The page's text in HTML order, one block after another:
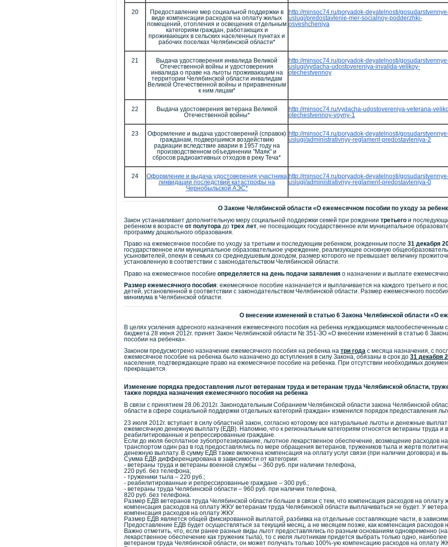
20
Предоставление мер социальной поддержки в
виде компенсации расходов на оплату жилых
помещений, отопления и освещения отдельным
категориям граждан, работающих и
проживающих в сельских населенных пунктах и
рабочих поселках Челябинской области*
http://minsoc74.ru/poryadok-deyatelnosti/
uslugi/predostavlenie-mer-socialnoy-podderzhki-
osveshcheniya
21
Выдача удостоверения инвалида Великой
Отечественной войны и удостоверения
инвалида о праве на льготы проживающим на
территории Челябинской области инвалидам
Великой Отечественной войны и приравненным
к ним лицам*
http://minsoc74.ru/poryadok-deyatelnosti/
uslugi/vydacha-udostovereniya-invalida-velikoy-
otechestvennoy
22
Выдача удостоверения ветерана Великой
Отечественной войны*
http://minsoc74.ru/vydacha-udostovereniya-veterana-
otechestvennoy-voyny-1
23
Оформление и выдача удостоверений (справок)
гражданам, подвергшимся воздействию
радиации вследствие аварии в 1957 году на
производственном объединении "Маяк" и
сбросов радиоактивных отходов в реку Теча*
http://minsoc74.ru/poryadok-deyatelnosti/
uslugi/administrativnyy-reglament-predostavleniya-2
24
Оформление и выдача удостоверения участника
ликвидации последствий катастрофы на
Чернобыльской АЭС*
http://minsoc74.ru/poryadok-deyatelnosti/
uslugi/administrativnyy-reglament-predostavleniya-0
О Законе Челябинской области «О ежемесячном пособии по уходу за
Закон устанавливает дополнительную меру социальной поддержки семей при рождении третьего и
ребенком в возрасте от полутора до трех лет , не посещающих государственное или муниципальное
программу дошкольного образования.
Право на ежемесячное пособие по уходу за третьим и последующим ребенком, рожденным после 31 декабря
государственное или муниципальное образовательное учреждение, реализующее основную
усыновителей, опекун в семьях со среднедушевым доходом, размер которого не превышает величину
установленную в соответствии с законодательством Челябинской области.
Право на ежемесячное пособие определяется на день подачи заявления о назначении и выплате
Размер ежемесячного пособия: ежемесячное пособие назначается и выплачивается на каждого третьего и
детей, установленной в соответствии с законодательством Челябинской области. Размер ежемесячного
минимума в Челябинской области.
О внесении изменений в статью 6 Закона Челябинской области «О
В целях усиления адресного назначения ежемесячного пособия на ребенка нуждающимся малообеспеченным
бюджета 28 июня 2012г. принят Закон Челябинской области № 351-ЗО «О внесении изменений в статью 6
пособии на ребенка».
Законом предусмотрено назначение ежемесячного пособия на ребенка на три года с месяца назначения, с
ежемесячное пособие на ребенка было назначено до вступления в силу Закона, обязаны в срок до 31 декабря
населения, подтверждающие право на ежемесячное пособие на ребенка. При отсутствии необходимых
прекращается.
Изменение порядка предоставления льгот ветеранам труда и ветеранам труда Челябинской области,
также порядка назначения ежемесячного пособия на ребенка
В связи с принятием 28.06.2012г. Законодательным Собранием Челябинской области закона Челябинской
области в сфере социальной поддержки отдельных категорий граждан» изменился порядок предоставления
23 июля 2012г. вступает в силу областной закон, согласно которому все натуральные льготы и денежные
ежемесячную денежную выплату (ЕДВ). Напомню, что к региональным категориям относятся ветераны труда и
реабилитированные и репрессированные граждане.
Если до июля бесплатное зубопротезирование, льготное лекарственное обеспечение, возмещение расходов
транспортом один раз в год предоставлялись по мере обращения ветеранов, тружеников тыла и жертв
денежную выплату. В сумму ЕДВ также включена компенсация на оплату услуг связи (при наличии договора) и
Сумма ЕДВ дифференцирована в зависимости от категории:
- ветераны труда и ветераны военной службы – 360 руб. при наличии телефона,
220 руб. без телефона;
- труженики тыла – 220 руб.;
- реабилитированные и репрессированные граждане – 300 руб.;
- ветераны труда Челябинской области – 960 руб. при наличии телефона,
820 руб. без телефона.
Размер ЕДВ ветеранов труда Челябинской области больше в связи с тем, что компенсация расходов на
компенсация расходов на оплату ЖКУ ветеранам труда Челябинской области выплачиваться не будет. У
компенсация расходов на оплату ЖКУ.
Размер ЕДВ является общей фиксированной выплатой, разбивка на отдельные составляющие части, в
Предоставление ЕДВ будет осуществляться за текущий месяц, а не месяцем позже, как компенсация расходов
Важно отметить, что, если ранее разные виды льгот предоставлялись по разным основаниям одновременно
лекарственное обеспечение как труженик тыла), то с июля льготникам придется выбрать только одно,
ветераном труда Челябинской области, он может получать только 100%-ую компенсацию расходов на оплату